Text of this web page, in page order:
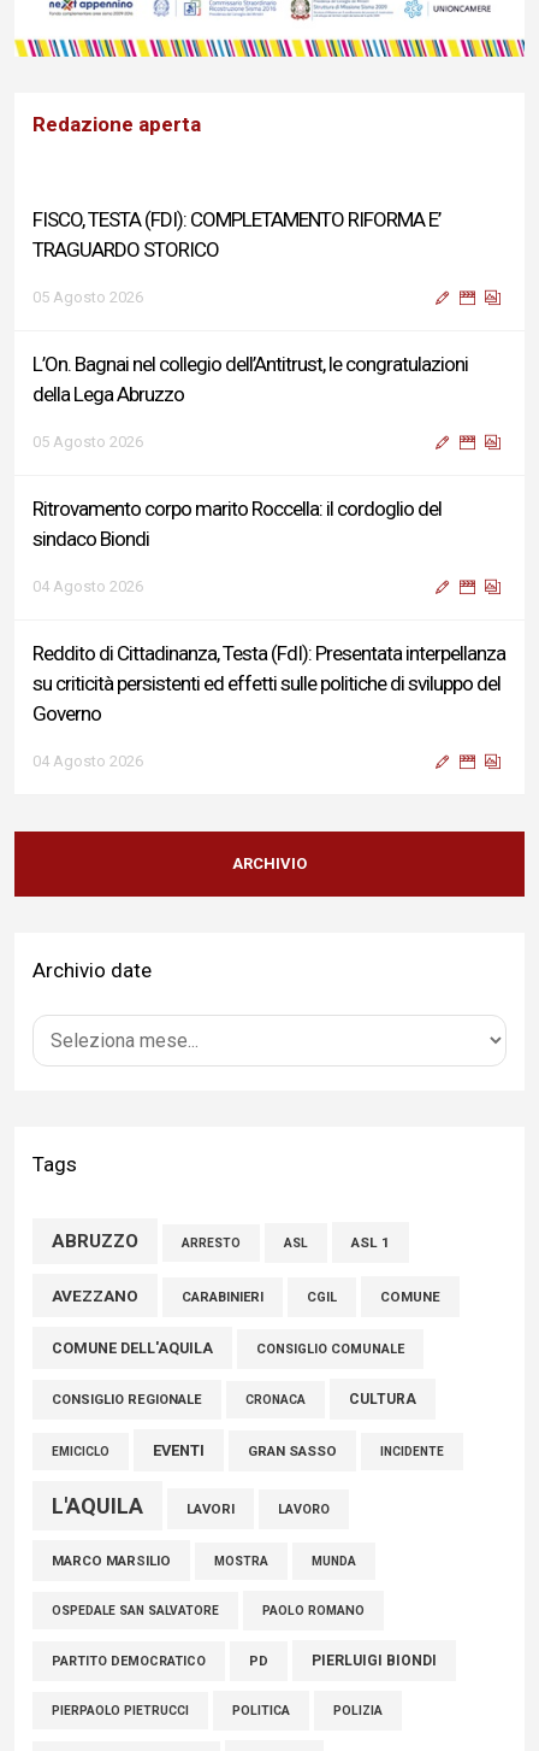
Redazione aperta
FISCO, TESTA (FDI): COMPLETAMENTO RIFORMA E’
TRAGUARDO STORICO
05 Agosto 2026
L’On. Bagnai nel collegio dell’Antitrust, le congratulazioni
della Lega Abruzzo
05 Agosto 2026
Ritrovamento corpo marito Roccella: il cordoglio del
sindaco Biondi
04 Agosto 2026
Reddito di Cittadinanza, Testa (FdI): Presentata interpellanza
su criticità persistenti ed effetti sulle politiche di sviluppo del
Governo
04 Agosto 2026
Sigismondi, Liris e Testa: “Profondo cordoglio e vicinanza al
Ministro Roccella e alla sua famiglia”
Terminal bus "Lorenzo Natali": modifiche temporanee alla
04 Agosto 2026
della comunità»
Marcinelle, Verrecchia (FdI): "Un minuto di raccoglimento in
connazionali tra cui molti abruzzesi"
06 Agosto 2026
ARCHIVIO
Archivio date
Tags
ABRUZZO ARRESTO ASL ASL 1
AVEZZANO CARABINIERI CGIL COMUNE
COMUNE DELL'AQUILA CONSIGLIO COMUNALE
CONSIGLIO REGIONALE CRONACA CULTURA
EMICICLO EVENTI GRAN SASSO INCIDENTE
L'AQUILA LAVORI LAVORO
MARCO MARSILIO MOSTRA MUNDA
OSPEDALE SAN SALVATORE PAOLO ROMANO
PARTITO DEMOCRATICO PD PIERLUIGI BIONDI
PIERPAOLO PIETRUCCI POLITICA POLIZIA